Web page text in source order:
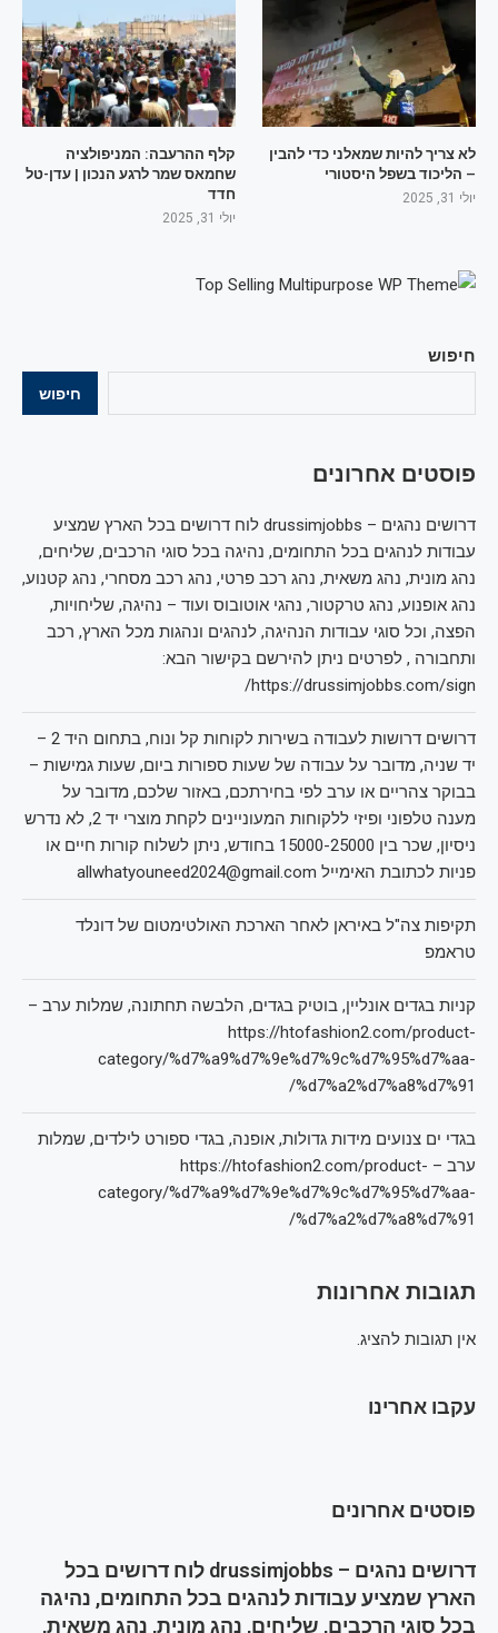
חיפוש
חיפוש
פוסטים אחרונים
דרושים נהגים – drussimjobbs לוח דרושים בכל הארץ שמציע
עבודות לנהגים בכל התחומים, נהיגה בכל סוגי הרכבים, שליחים,
נהג מונית, נהג משאית, נהג רכב פרטי, נהג רכב מסחרי, נהג קטנוע,
נהג אופנוע, נהג טרקטור, נהגי אוטובוס ועוד – נהיגה, שליחויות,
הפצה, וכל סוגי עבודות הנהיגה, לנהגים ונהגות מכל הארץ, רכב
ותחבורה , לפרטים ניתן להירשם בקישור הבא:
https://drussimjobbs.com/sign/
דרושים דרושות לעבודה בשירות לקוחות קל ונוח, בתחום היד 2 –
יד שניה, מדובר על עבודה של שעות ספורות ביום, שעות גמישות –
בבוקר צהריים או ערב לפי בחירתכם, באזור שלכם, מדובר על
מענה טלפוני ופיזי ללקוחות המעוניינים לקחת מוצרי יד 2, לא נדרש
ניסיון, שכר בין 15000-25000 בחודש, ניתן לשלוח קורות חיים או
פניות לכתובת האימייל allwhatyouneed2024@gmail.com
תקיפות צה"ל באיראן לאחר הארכת האולטימטום של דונלד
טראמפ
קניות בגדים אונליין, בוטיק בגדים, הלבשה תחתונה, שמלות ערב –
https://htofashion2.com/product-
category/%d7%a9%d7%9e%d7%9c%d7%95%d7%aa-
%d7%a2%d7%a8%d7%91/
בגדי ים צנועים מידות גדולות, אופנה, בגדי ספורט לילדים, שמלות
ערב – https://htofashion2.com/product-
category/%d7%a9%d7%9e%d7%9c%d7%95%d7%aa-
%d7%a2%d7%a8%d7%91/
תגובות אחרונות
אין תגובות להציג.
עקבו אחרינו
פוסטים אחרונים
דרושים נהגים – drussimjobbs לוח דרושים בכל
הארץ שמציע עבודות לנהגים בכל התחומים, נהיגה
בכל סוגי הרכבים, שליחים, נהג מונית, נהג משאית,
לא צריך להיות שמאלני כדי להבין
– הליכוד בשפל היסטורי
יולי 31, 2025
קלף ההרעבה: המניפולציה
שחמאס שמר לרגע הנכון | עדן-טל
חדד
יולי 31, 2025